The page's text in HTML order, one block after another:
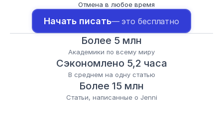
Отмена в любое время
Начать писать— это бесплатно
Более 5 млн
Академики по всему миру
Сэкономлено 5,2 часа
В среднем на одну статью
Более 15 млн
Статьи, написанные о Jenni